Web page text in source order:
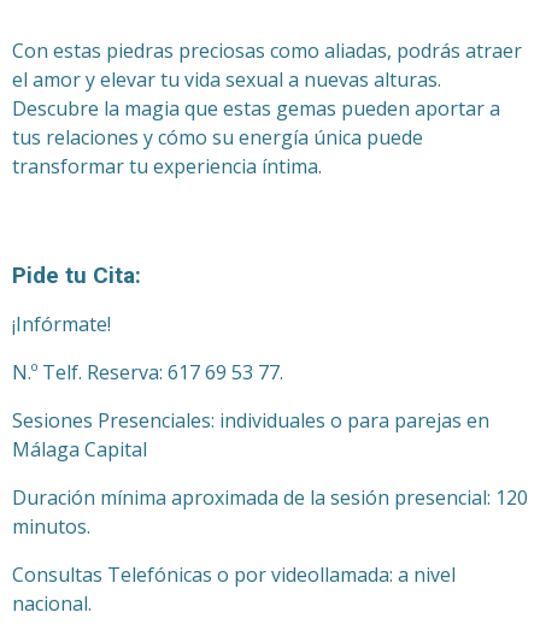
Con estas piedras preciosas como aliadas, podrás atraer
el amor y elevar tu vida sexual a nuevas alturas.
Descubre la magia que estas gemas pueden aportar a
tus relaciones y cómo su energía única puede
transformar tu experiencia íntima.
Pide tu Cita:
¡Infórmate!
N.º Telf. Reserva: 617 69 53 77.
Sesiones Presenciales: individuales o para parejas en
Málaga Capital
Duración mínima aproximada de la sesión presencial: 120
minutos.
Consultas Telefónicas o por videollamada: a nivel
nacional.